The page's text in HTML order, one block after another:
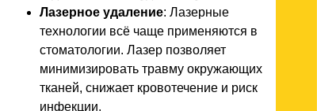
Лазерное удаление: Лазерные
технологии всё чаще применяются в
стоматологии. Лазер позволяет
минимизировать травму окружающих
тканей, снижает кровотечение и риск
инфекции.